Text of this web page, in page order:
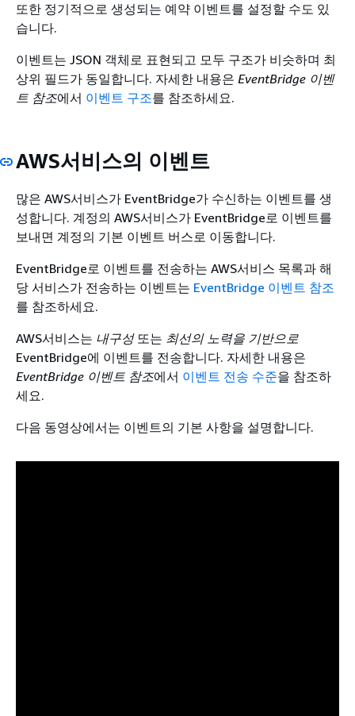
또한 정기적으로 생성되는 예약 이벤트를 설정할 수도 있
습니다.
이벤트는 JSON 객체로 표현되고 모두 구조가 비슷하며 최
상위 필드가 동일합니다. 자세한 내용은 EventBridge 이벤
트 참조에서 이벤트 구조를 참조하세요.
AWS서비스의 이벤트
많은 AWS서비스가 EventBridge가 수신하는 이벤트를 생
성합니다. 계정의 AWS서비스가 EventBridge로 이벤트를
보내면 계정의 기본 이벤트 버스로 이동합니다.
EventBridge로 이벤트를 전송하는 AWS서비스 목록과 해
당 서비스가 전송하는 이벤트는 EventBridge 이벤트 참조
를 참조하세요.
AWS서비스는 내구성또는 최선의 노력을 기반으로
EventBridge에 이벤트를 전송합니다. 자세한 내용은
EventBridge 이벤트 참조에서 이벤트 전송 수준을 참조하
세요.
다음 동영상에서는 이벤트의 기본 사항을 설명합니다.